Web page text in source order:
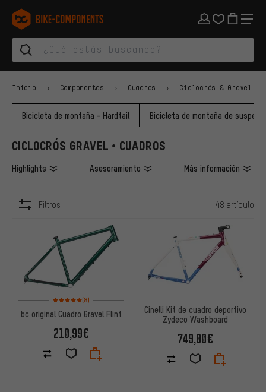
Saltar a la navegación principal
Saltar a la navegación de categorías
Saltar al contenido
Saltar a marcas y al boletín
Saltar al pie de página
bike-components.de Página de inicio
Inicio Componentes Cuadros Ciclocrós & Gravel
Bicicleta de montaña - Hardtail Bicicleta de montaña de
CICLOCRÓS GRAVEL • CUADROS
Highlights Asesoramiento Más información
Filtros 48 artículo
Valoración media: 5 de 5 basada en 8 reseñas
(8)
bc original Cuadro Gravel Flint
210,99€
Cinelli Kit de cuadro deportivo
Zydeco Washboard
749,00€